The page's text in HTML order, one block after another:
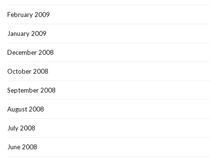
February 2009
January 2009
December 2008
October 2008
September 2008
August 2008
July 2008
June 2008